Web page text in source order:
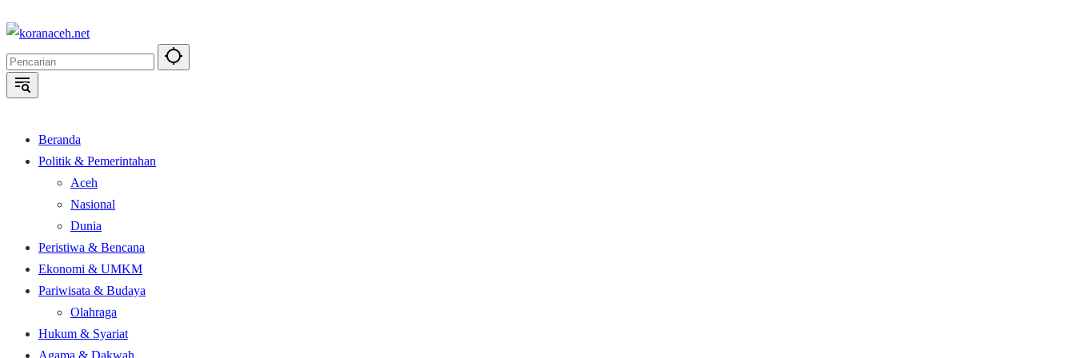
ke
konten
Beranda
Politik & Pemerintahan
Aceh
Nasional
Dunia
Peristiwa & Bencana
Ekonomi & UMKM
Pariwisata & Budaya
Olahraga
Hukum & Syariat
Agama & Dakwah